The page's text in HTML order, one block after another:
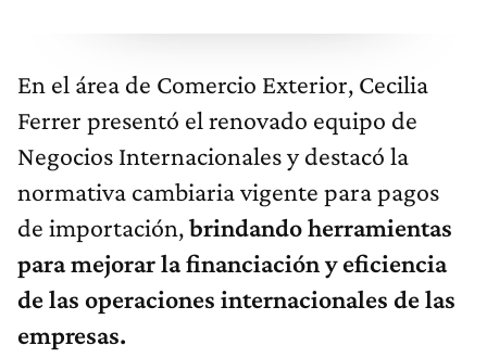
En el área de Comercio Exterior, Cecilia
Ferrer presentó el renovado equipo de
Negocios Internacionales y destacó la
normativa cambiaria vigente para pagos
de importación,brindando herramientas
para mejorar la financiación y eficiencia
de las operaciones internacionales de las
empresas.